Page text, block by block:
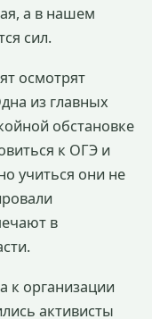
а в нашем
сил.
осмотрят
из главных
обстановке
к ОГЭ и
учиться они не
в
к организации
активисты